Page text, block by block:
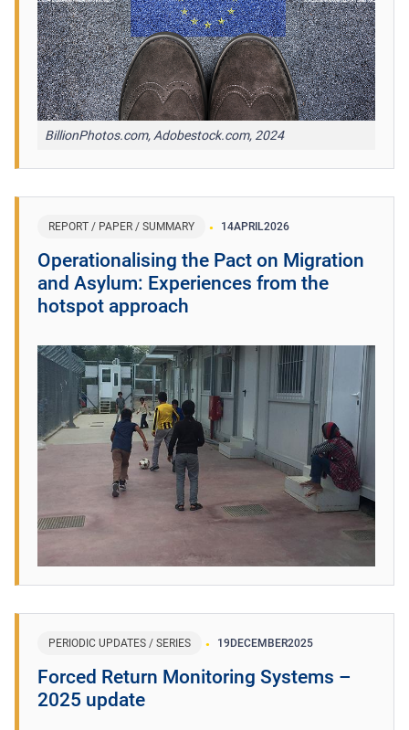
BillionPhotos.com, Adobestock.com, 2024
REPORT / PAPER / SUMMARY 14APRIL2026
Operationalising the Pact on Migration
and Asylum: Experiences from the
hotspot approach
PERIODIC UPDATES / SERIES 19 DECEMBER2025
Forced Return Monitoring Systems –
2025 update